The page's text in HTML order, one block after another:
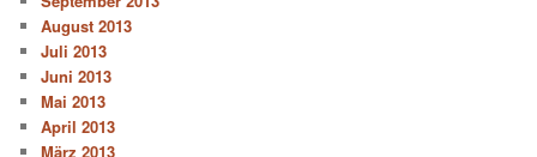
August 2013
Juli 2013
Juni 2013
Mai 2013
April 2013
März 2013